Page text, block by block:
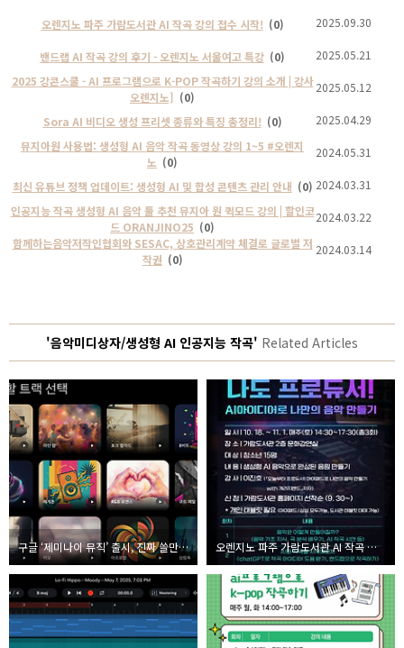
오렌지노 파주 가람도서관 AI 작곡 강의 접수 시작! (0) 2025.09.30
밴드랩 AI 작곡 강의 후기 - 오렌지노 서울여고 특강 (0)
2025.05.21
2025 강콘스쿨 - AI 프로그램으로 K-POP 작곡하기 강의 소개 | 강사
오렌지노] (0)
2025.05.12
Sora AI 비디오 생성 프리셋 종류와 특징 총정리! (0)
2025.04.29
뮤지아원 사용법: 생성형 AI 음악 작곡 동영상 강의 1~5 #오렌지
노 (0)
2024.05.31
최신 유튜브 정책 업데이트: 생성형 AI 및 합성 콘텐츠 관리 안내 (0) 2024.03.31
인공지능 작곡 생성형 AI 음악 툴 추천 뮤지아 원 퀵모드 강의 | 할인코
드 ORANJINO25 (0)
2024.03.22
함께하는음악저작인협회와 SESAC, 상호관리계약 체결로 글로벌 저
작권 (0)
2024.03.14
'음악미디상자/생성형 AI 인공지능 작곡' Related Articles
구글 ‘제미나이 뮤직’ 출시, 진짜 쓸만할까? 오렌지노 파주 가람도서관 AI 작곡 강의 접수 시작!